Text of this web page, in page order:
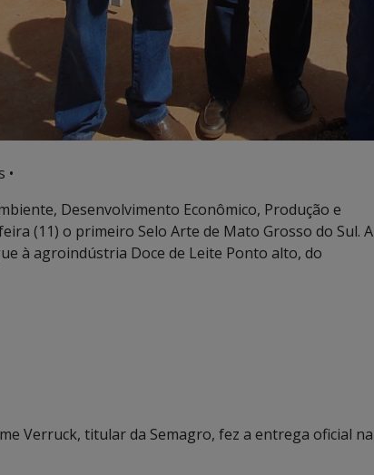
•
Desenvolvimento Econômico, Produção e
(11) o primeiro Selo Arte de Mato Grosso do Sul. A
à agroindústria Doce de Leite Ponto alto, do
Verruck, titular da Semagro, fez a entrega oficial na